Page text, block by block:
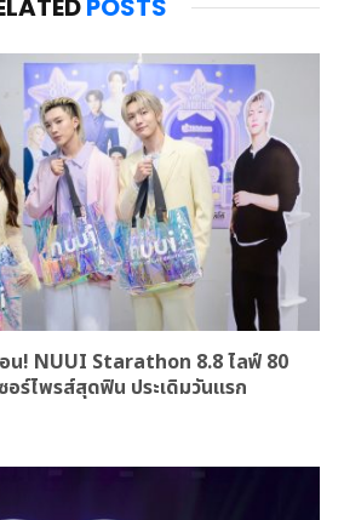
POSTS
น! NUUI Starathon 8.8 ไลฟ์ 80
อร์ไพรส์สุดฟิน ประเดิมวันแรก